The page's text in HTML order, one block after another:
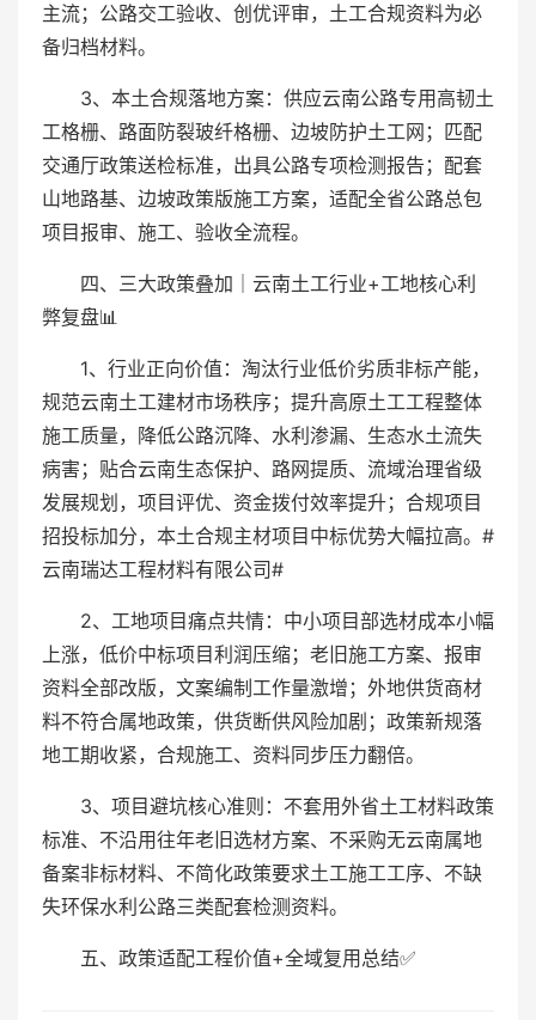
主流；公路交工验收、创优评审，土工合规资料为必
备归档材料。
3、本土合规落地方案：供应云南公路专用高韧土
工格栅、路面防裂玻纤格栅、边坡防护土工网；匹配
交通厅政策送检标准，出具公路专项检测报告；配套
山地路基、边坡政策版施工方案，适配全省公路总包
项目报审、施工、验收全流程。
四、三大政策叠加｜云南土工行业+工地核心利
弊复盘📊
1、行业正向价值：淘汰行业低价劣质非标产能，
规范云南土工建材市场秩序；提升高原土工工程整体
施工质量，降低公路沉降、水利渗漏、生态水土流失
病害；贴合云南生态保护、路网提质、流域治理省级
发展规划，项目评优、资金拨付效率提升；合规项目
招投标加分，本土合规主材项目中标优势大幅拉高。#
云南瑞达工程材料有限公司#
2、工地项目痛点共情：中小项目部选材成本小幅
上涨，低价中标项目利润压缩；老旧施工方案、报审
资料全部改版，文案编制工作量激增；外地供货商材
料不符合属地政策，供货断供风险加剧；政策新规落
地工期收紧，合规施工、资料同步压力翻倍。
3、项目避坑核心准则：不套用外省土工材料政策
标准、不沿用往年老旧选材方案、不采购无云南属地
备案非标材料、不简化政策要求土工施工工序、不缺
失环保水利公路三类配套检测资料。
五、政策适配工程价值+全域复用总结✅